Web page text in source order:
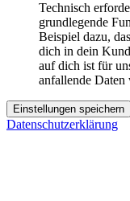
Technisch
grundlegende
Beispiel dazu,
dich in dein
auf dich ist für
anfallende Daten
Einstellungen speichern
Datenschutzerklärung